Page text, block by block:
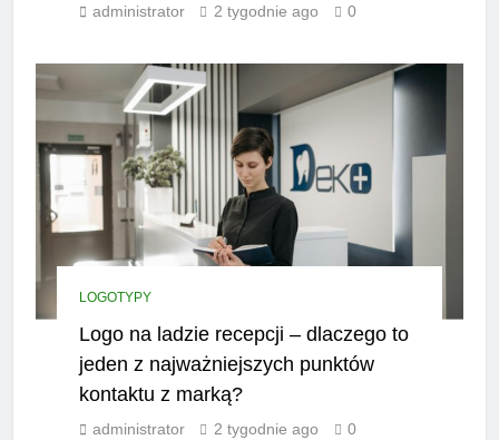
administrator 2 tygodnie ago 0
LOGOTYPY
Logo na ladzie recepcji – dlaczego to
jeden z najważniejszych punktów
kontaktu z marką?
administrator 2 tygodnie ago 0